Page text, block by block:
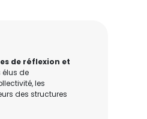
de réflexion et
élus de
les
des structures